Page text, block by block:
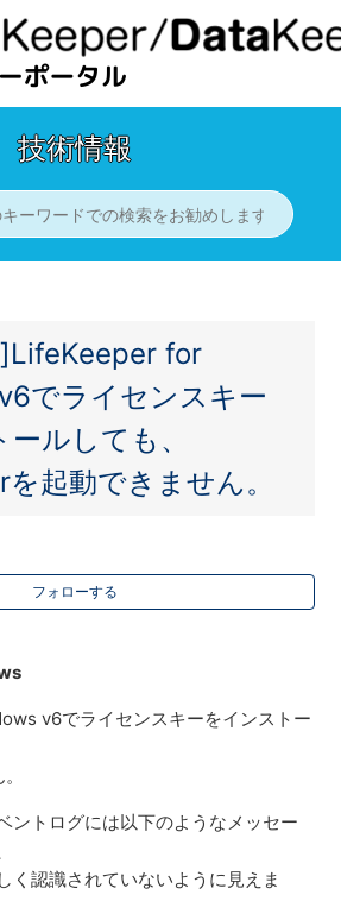
技術情報
for
でライセンスキー
ルしても、
起動できません。
フォローする
v6でライセンスキーをインストー
ントログには以下のようなメッセー
く認識されていないように見えま